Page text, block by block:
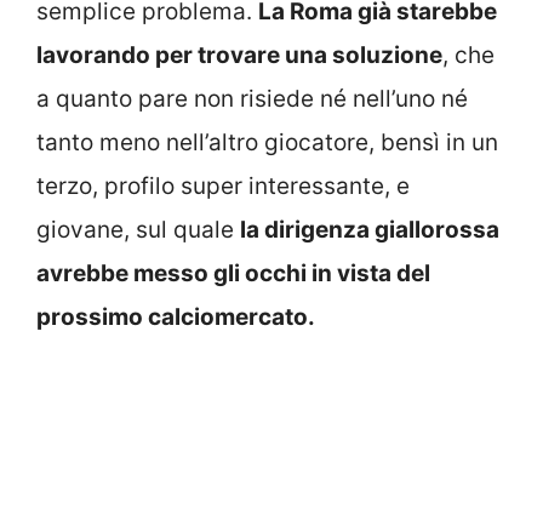
semplice problema. La Roma già starebbe
lavorando per trovare una soluzione, che
a quanto pare non risiede né nell’uno né
tanto meno nell’altro giocatore, bensì in un
terzo, profilo super interessante, e
giovane, sul quale la dirigenza giallorossa
avrebbe messo gli occhi in vista del
prossimo calciomercato.